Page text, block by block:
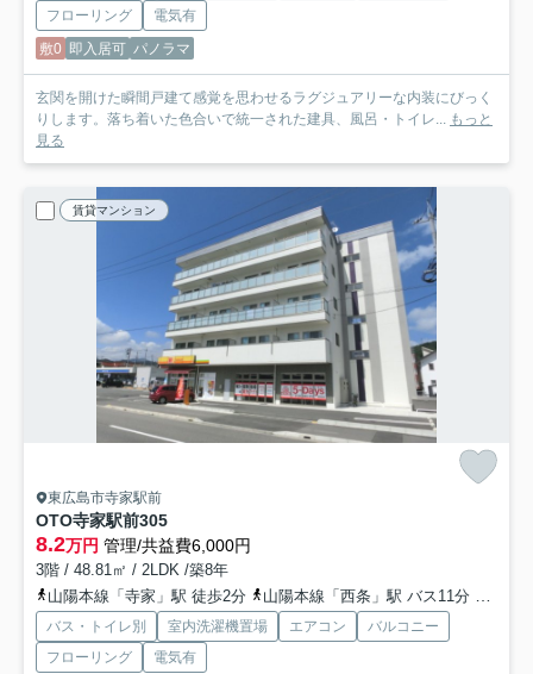
フローリング
電気有
敷0 即入居可 パノラマ
玄関を開けた瞬間戸建て感覚を思わせるラグジュアリーな内装にびっく
りします。落ち着いた色合いで統一された建具、風呂・トイレ...
もっと
見る
賃貸マンション
東広島市寺家駅前
OTO寺家駅前305
8.2万円 管理/共益費6,000円
3階 / 48.81㎡ / 2LDK /築8年
山陽本線「寺家」駅 徒歩2分
山陽本線「西条」駅 バス11分 「上寺家」 停歩10分
バス・トイレ別 室内洗濯機置場 エアコン
バルコニー
フローリング
電気有